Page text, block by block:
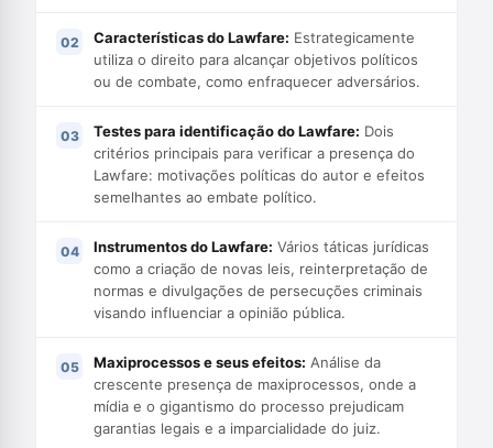
Características do Lawfare: Estrategicamente
utiliza o direito para alcançar objetivos políticos
ou de combate, como enfraquecer adversários.
Testes para identificação do Lawfare: Dois
critérios principais para verificar a presença do
Lawfare: motivações políticas do autor e efeitos
semelhantes ao embate político.
Instrumentos do Lawfare: Vários táticas jurídicas
como a criação de novas leis, reinterpretação de
normas e divulgações de persecuções criminais
visando influenciar a opinião pública.
Maxiprocessos e seus efeitos: Análise da
crescente presença de maxiprocessos, onde a
mídia e o gigantismo do processo prejudicam
garantias legais e a imparcialidade do juiz.